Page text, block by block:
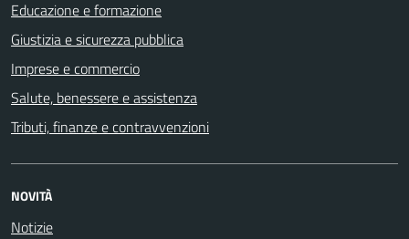
Educazione e formazione
Giustizia e sicurezza pubblica
Imprese e commercio
Salute, benessere e assistenza
Tributi, finanze e contravvenzioni
NOVITÀ
Notizie